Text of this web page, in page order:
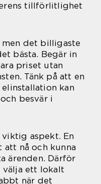
tillförlitlighet
det billigaste
bästa. Begär in
priset utan
Tänk på att en
kan
besvär i
viktig aspekt. En
att nå och kunna
ärenden. Därför
ett lokalt
när det